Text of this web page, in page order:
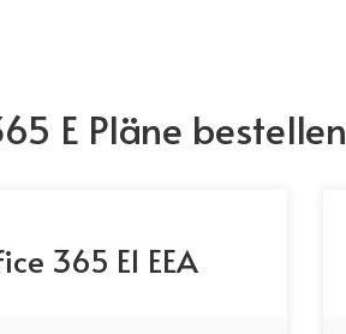
E Pläne bestellen
365 E1 EEA